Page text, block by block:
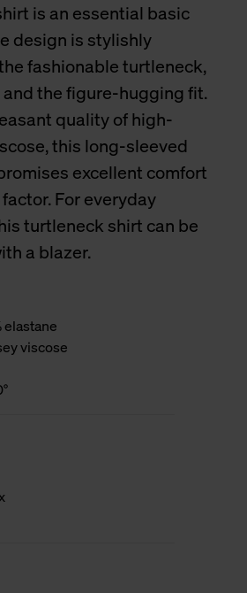
is an essential basic
design is stylishly
fashionable turtleneck,
the figure-hugging fit.
quality of high-
this long-sleeved
excellent comfort
For everyday
turtleneck shirt can be
a blazer.
elastane
viscose